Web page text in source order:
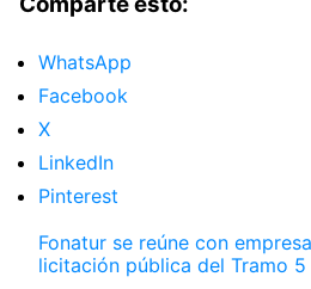
WhatsApp
Facebook
X
LinkedIn
Pinterest
Fonatur se reúne con
licitación pública del Tramo 5